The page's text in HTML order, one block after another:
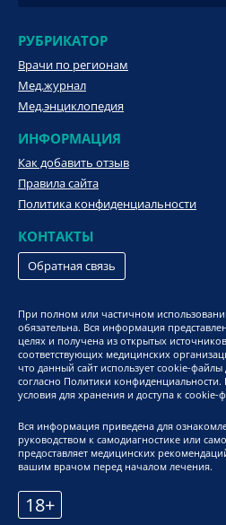
РУБРИКАТОР
Врачи по регионам
Мед.журнал
Мед.энциклопедия
ИНФОРМАЦИЯ
Как добавить отзыв
Правила сайта
Политика конфиденциальности
КОНТАКТЫ
Обратная связь
При полном или частичном
обязательна. Вся информация
целях и получена из открытых
соответствующих медицинских
что данный сайт использует cookie-файлы
согласно Политики конфиденциальности.
условия для хранения и доступа к
Вся информация приведена для
руководством к самодиагностике или
предоставляет медицинских
вашим врачом перед началом лечения.
18+